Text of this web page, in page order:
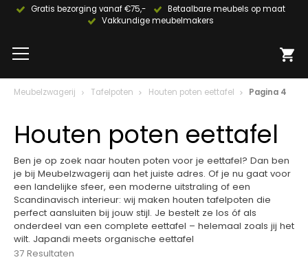
Gratis bezorging vanaf €75,-
Betaalbare meubels op maat
Vakkundige meubelmakers
Meubelzwagerij Tafelpoten Houten poten eettafel Pagina 4
Houten poten eettafel
Ben je op zoek naar houten poten voor je eettafel? Dan ben
je bij Meubelzwagerij aan het juiste adres. Of je nu gaat voor
een landelijke sfeer, een moderne uitstraling of een
Scandinavisch interieur: wij maken houten tafelpoten die
perfect aansluiten bij jouw stijl. Je bestelt ze los óf als
onderdeel van een complete eettafel – helemaal zoals jij het
wilt. Japandi meets organische eettafel
37 Resultaten